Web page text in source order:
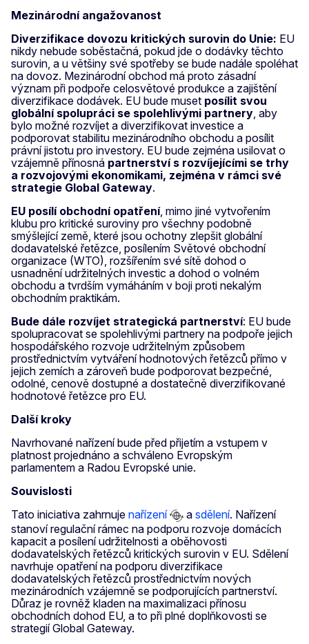
Mezinárodní angažovanost
Diverzifikace dovozu kritických surovin do Unie: EU
nikdy nebude soběstačná, pokud jde o dodávky těchto
surovin, a u většiny své spotřeby se bude nadále spoléhat
na dovoz. Mezinárodní obchod má proto zásadní
význam při podpoře celosvětové produkce a zajištění
diverzifikace dodávek. EU bude muset posílit svou
globální spolupráci se spolehlivými partnery, aby
bylo možné rozvíjet a diverzifikovat investice a
podporovat stabilitu mezinárodního obchodu a posílit
právní jistotu pro investory. EU bude zejména usilovat o
vzájemně přínosná partnerství s rozvíjejícími se trhy
a rozvojovými ekonomikami, zejména v rámci své
strategie Global Gateway.
EU posílí obchodní opatření, mimo jiné vytvořením
klubu pro kritické suroviny pro všechny podobně
smýšlející země, které jsou ochotny zlepšit globální
dodavatelské řetězce, posílením Světové obchodní
organizace (WTO), rozšířením své sítě dohod o
usnadnění udržitelných investic a dohod o volném
obchodu a tvrdším vymáháním v boji proti nekalým
obchodním praktikám.
Bude dále rozvíjet strategická partnerství: EU bude
spolupracovat se spolehlivými partnery na podpoře jejich
hospodářského rozvoje udržitelným způsobem
prostřednictvím vytváření hodnotových řetězců přímo v
jejich zemích a zároveň bude podporovat bezpečné,
odolné, cenově dostupné a dostatečně diverzifikované
hodnotové řetězce pro EU.
Další kroky
Navrhované nařízení bude před přijetím a vstupem v
platnost projednáno a schváleno Evropským
parlamentem a Radou Evropské unie.
Souvislosti
Tato iniciativa zahrnuje nařízení a sdělení. Nařízení
stanoví regulační rámec na podporu rozvoje domácích
kapacit a posílení udržitelnosti a oběhovosti
dodavatelských řetězců kritických surovin v EU. Sdělení
navrhuje opatření na podporu diverzifikace
dodavatelských řetězců prostřednictvím nových
mezinárodních vzájemně se podporujících partnerství.
Důraz je rovněž kladen na maximalizaci přínosu
obchodních dohod EU, a to při plné doplňkovosti se
strategií Global Gateway.